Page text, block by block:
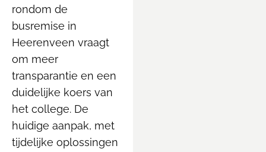
rondom de
busremise in
Heerenveen vraagt
om meer
transparantie en een
duidelijke koers van
het college. De
huidige aanpak, met
tijdelijke oplossingen